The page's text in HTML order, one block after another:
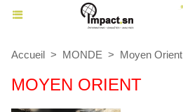
Accueil > MONDE > Moyen Orient
MOYEN ORIENT